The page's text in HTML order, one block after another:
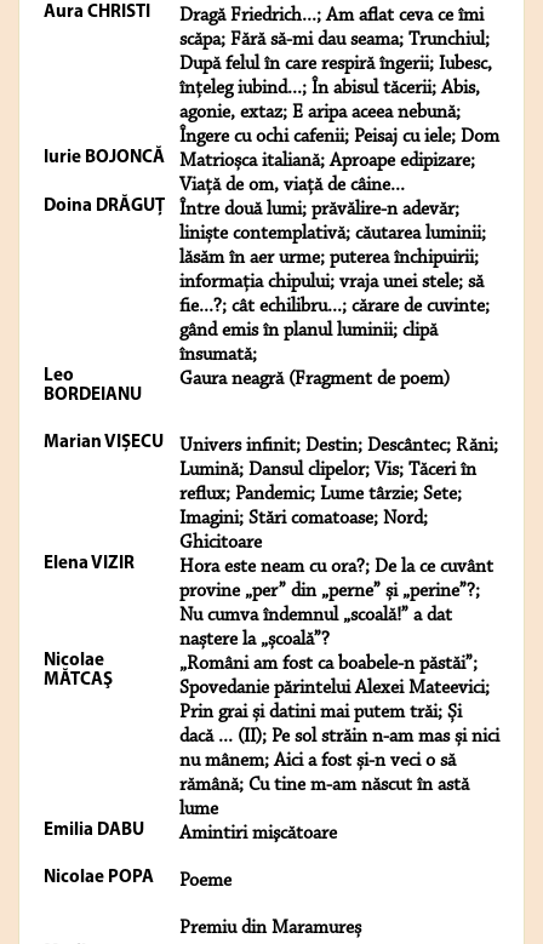
Aura CHRISTI
Dragă Friedrich...; Am aflat ceva ce îmi
scăpa; Fără să-mi dau seama; Trunchiul;
După felul în care respiră îngerii; Iubesc,
înțeleg iubind...; În abisul tăcerii; Abis,
agonie, extaz; E aripa aceea nebună;
Îngere cu ochi cafenii; Peisaj cu iele; Dom
Iurie BOJONCĂ
Matrioșca italiană; Aproape edipizare;
Viață de om, viață de câine...
Doina DRĂGUŢ
Între două lumi; prăvălire-n adevăr;
liniște contemplativă; căutarea luminii;
lăsăm în aer urme; puterea închipuirii;
informația chipului; vraja unei stele; să
fie...?; cât echilibru...; cărare de cuvinte;
gând emis în planul luminii; clipă
însumată;
Leo
BORDEIANU
Gaura neagră (Fragment de poem)
Marian VIȘECU
Univers infinit; Destin; Descântec; Răni;
Lumină; Dansul clipelor; Vis; Tăceri în
reflux; Pandemic; Lume târzie; Sete;
Imagini; Stări comatoase; Nord;
Ghicitoare
Elena VIZIR
Hora este neam cu ora?; De la ce cuvânt
provine „per” din „perne” și „perine”?;
Nu cumva îndemnul „scoală!” a dat
naștere la „școală”?
Nicolae
MĂTCAŞ
„Români am fost ca boabele-n păstăi”;
Spovedanie părintelui Alexei Mateevici;
Prin grai și datini mai putem trăi; Și
dacă ... (II); Pe sol străin n-am mas și nici
nu mânem; Aici a fost și-n veci o să
rămână; Cu tine m-am născut în astă
lume
Emilia DABU Amintiri mişcătoare
Nicolae POPA Poeme
Premiu din Maramureș